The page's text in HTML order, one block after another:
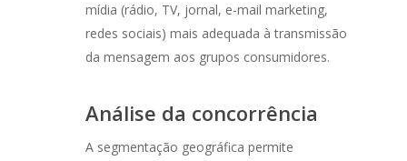
mídia (rádio, TV, jornal, e-mail marketing,
redes sociais) mais adequada à transmissão
da mensagem aos grupos consumidores.
Análise da concorrência
A segmentação geográfica permite